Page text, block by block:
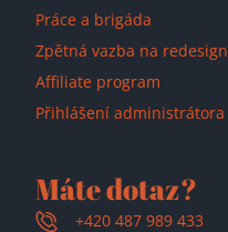
Práce a brigáda
Zpětná vazba na redesign
Affiliate program
Přihlášení administrátora
Máte dotaz?
+420 487 989 433